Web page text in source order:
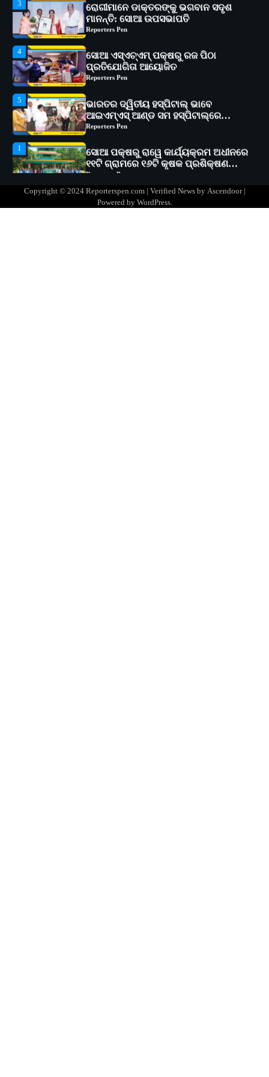
Reporters Pen
4
ସୋଆ ଏସ୍‌ଏଚ୍‌ଏମ୍ ପକ୍ଷରୁ ରଜ ପିଠା
ପ୍ରତିଯୋଗିତା ଆୟୋଜିତ
Reporters Pen
5
ଭାରତର ଦ୍ୱିତୀୟ ହସ୍ପିଟାଲ୍ ଭାବେ
ଆଇଏମ୍‌ଏସ୍ ଆଣ୍ଡ ସମ ହସ୍ପିଟାଲ୍‌ରେ
ଅତ୍ୟାଧୁନିକ ଡିଜିସ୍କାନର ସ୍ଥାପନ
Reporters Pen
1
ସୋଆ ପକ୍ଷରୁ ରାୱେ କାର୍ଯ୍ୟକ୍ରମ ଅଧୀନରେ
୧୧ଟି ଗ୍ରାମରେ ୧୬ଟି କୃଷକ ପ୍ରଶିକ୍ଷଣ
କାର୍ଯ୍ୟକ୍ରମ ଆୟୋଜିତ
Reporters Pen
ବିଶ୍ୱବିଦ୍ୟାଳୟର ସଫଳତା, ଉତ୍କର୍ଷତା ଓ
ଅଗ୍ରଗତିର ସ୍ମୃତିଚାରଣ
Reporters Pen
Copyright © 2024 Reporterspen.com | Verified News by Ascendoor|
Powered by WordPress.